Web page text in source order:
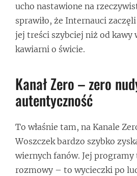
ucho nastawione na
sprawiło, że Internauci
jej treści szybciej niż od kawy
kawiarni o świcie.
Kanał Zero – zero
autentyczność
To właśnie tam, na Kanale
Woszczek bardzo szybko
wiernych fanów. Jej
rozmowy – to wycieczki po